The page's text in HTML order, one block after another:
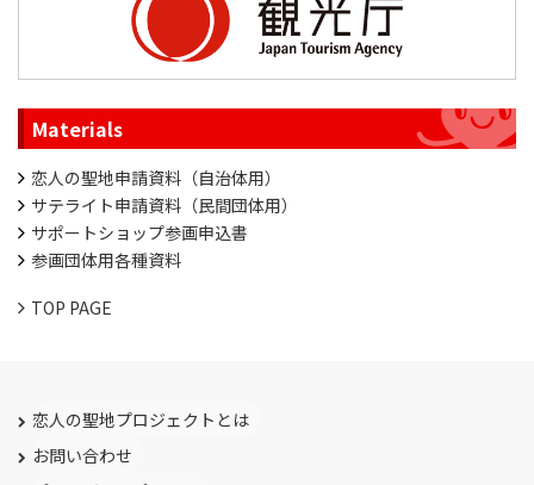
Materials
恋人の聖地申請資料（自治体用）
サテライト申請資料（民間団体用）
サポートショップ参画申込書
参画団体用各種資料
TOP PAGE
恋人の聖地プロジェクトとは
お問い合わせ